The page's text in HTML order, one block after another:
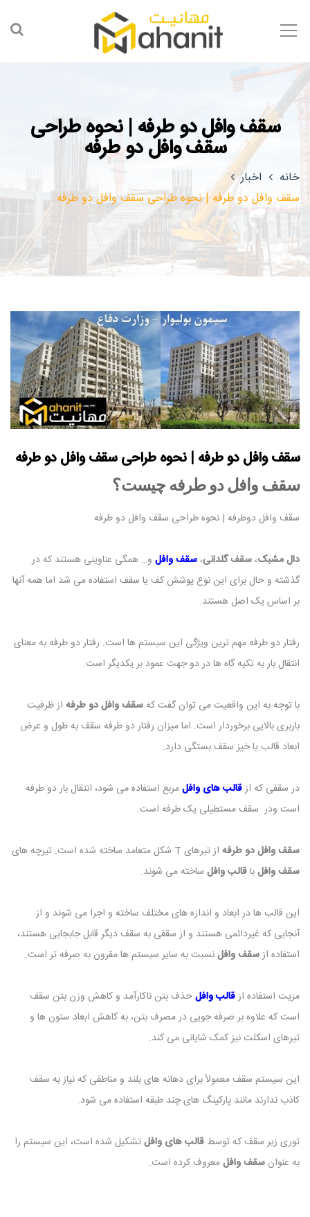
سقف وافل دو طرفه | نحوه طراحی
سقف وافل دو طرفه
خانه
اخبار
سقف وافل دو طرفه | نحوه طراحی سقف وافل دو طرفه
سقف وافل دو طرفه | نحوه طراحی سقف وافل دو طرفه
سقف وافل دو طرفه چیست؟
سقف وافل دوطرفه | نحوه طراحی سقف وافل دو طرفه
دال مشبک، سقف گلدانی، سقف وافل و… همگی عناوینی هستند که در
گذشته و حال برای این نوع پوشش کف یا سقف استفاده می شد اما همه آنها
بر اساس یک اصل هستند.
رفتار دو طرفه مهم ترین ویژگی این سیستم ها است. رفتار دو طرفه به معنای
انتقال بار به تکیه گاه ها در دو جهت عمود بر یکدیگر است.
با توجه به این واقعیت می توان گفت که سقف وافل دو طرفه از ظرفیت
باربری بالایی برخوردار است. اما میزان رفتار دو طرفه سقف به طول و عرض
ابعاد قالب یا خیز سقف بستگی دارد.
در سقفی که ازقالب های وافلمربع استفاده می شود، انتقال بار دو طرفه
است ودر سقف مستطیلی یک طرفه است.
سقف وافل دو طرفه از تیرهای T شکل متعامد ساخته شده است. تیرچه های
سقف وافلباقالب وافل ساخته می شوند.
این قالب ها در ابعاد و اندازه های مختلف ساخته و اجرا می شوند و از
آنجایی که غیردائمی هستند و از سقفی به سقف دیگر قابل جابجایی هستند،
استفاده ازسقف وافلنسبت به سایر سیستم ها مقرون به صرفه تر است.
مزیت استفاده ازقالب وافلحذف بتن ناکارآمد و کاهش وزن بتن سقف
است که علاوه بر صرفه جویی در مصرف بتن، به کاهش ابعاد ستون ها و
تیرهای اسکلت نیز کمک شایانی می کند.
این سیستم سقف معمولاً برای دهانه های بلند و مناطقی که نیاز به سقف
کاذب ندارند مانند پارکینگ های چند طبقه استفاده می شود.
توری زیر سقف که توسط قالب های وافلتشکیل شده است، این سیستم را
به عنوان سقف وافلمعروف کرده است.